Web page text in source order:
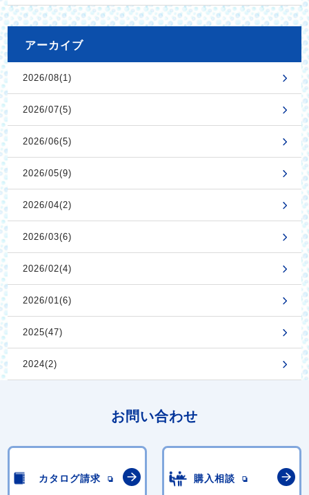
アーカイブ
2026/08(1)
2026/07(5)
2026/06(5)
2026/05(9)
2026/04(2)
2026/03(6)
2026/02(4)
2026/01(6)
2025(47)
2024(2)
お問い合わせ
カタログ請求 購入相談